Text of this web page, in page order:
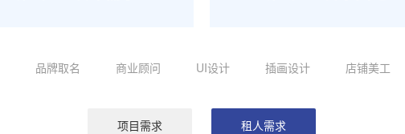
品牌取名 商业顾问 UI设计 插画设计 店铺美工
项目需求 租人需求